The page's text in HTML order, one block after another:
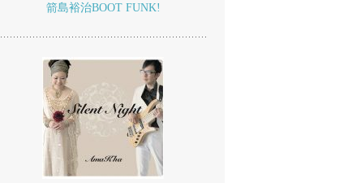
箭島裕治BOOT FUNK!